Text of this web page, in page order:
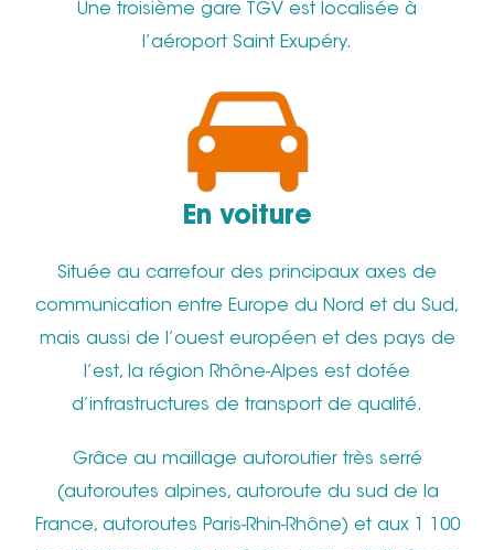
Une troisième gare TGV est localisée à
l’aéroport Saint Exupéry.
En voiture
Située au carrefour des principaux axes de
communication entre Europe du Nord et du Sud,
mais aussi de l’ouest européen et des pays de
l’est, la région Rhône-Alpes est dotée
d’infrastructures de transport de qualité.
Grâce au maillage autoroutier très serré
(autoroutes alpines, autoroute du sud de la
France, autoroutes Paris-Rhin-Rhône) et aux 1 100